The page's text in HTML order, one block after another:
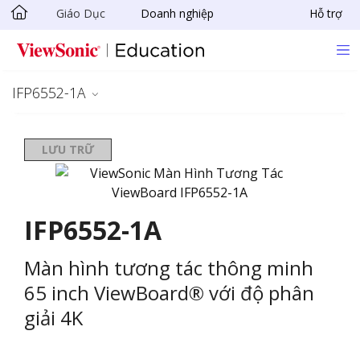
Chuyển đến nội dung chính
Giáo Dục Doanh nghiệp Hỗ trợ
IFP6552-1A
LƯU TRỮ
IFP6552-1A
Màn hình tương tác thông minh
65 inch ViewBoard® với độ phân
giải 4K